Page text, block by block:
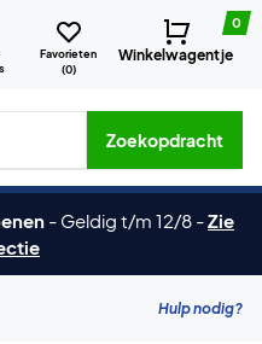
Favorieten
(0)
0
Winkelwagentje
merken etc.
Zoekopdracht
- Geldig t/m 12/8 -Zie
Hulp nodig?